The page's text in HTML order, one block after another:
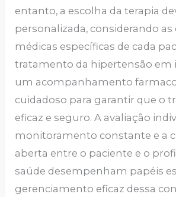
entanto, a escolha da terapia
personalizada, considerando as
médicas específicas de cada
tratamento da hipertensão em
um acompanhamento
cuidadoso para garantir que o
eficaz e seguro. A avaliação
monitoramento constante e a
aberta entre o paciente e o
saúde desempenham papéis
gerenciamento eficaz dessa